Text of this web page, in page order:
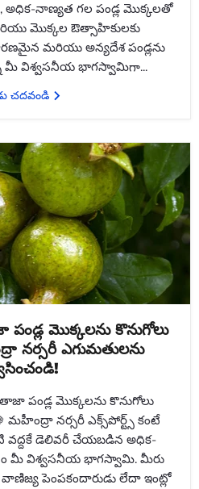
నాణ్యత గల పండ్ల మొక్కలతో
మొక్కల ఔత్సాహికులకు
మరియు అన్యదేశ పండ్లను
మీ విశ్వసనీయ భాగస్వామిగా...
చదవండి
మొక్కలను కొనుగోలు
నర్సరీ ఎగుమతులను
పండ్ల మొక్కలను కొనుగోలు
నర్సరీ ఎక్స్‌పోర్ట్స్ కంటే
వద్దకే డెలివరీ చేయబడిన అధిక-
మీ విశ్వసనీయ భాగస్వామి. మీరు
పెంపకందారుడు లేదా ఇంట్లో